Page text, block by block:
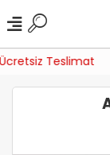
Teslimat